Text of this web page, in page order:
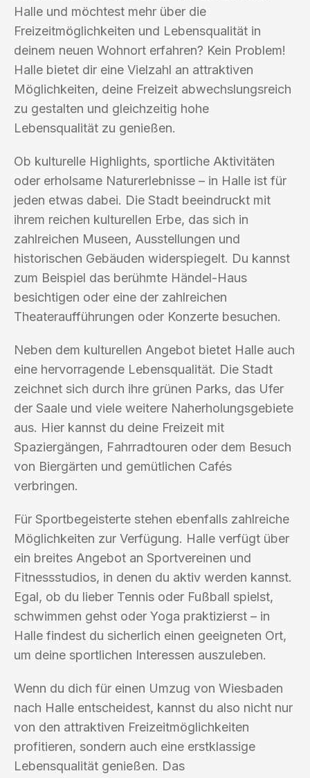
Halle und möchtest mehr über die
Freizeitmöglichkeiten und Lebensqualität in
deinem neuen Wohnort erfahren? Kein Problem!
Halle bietet dir eine Vielzahl an attraktiven
Möglichkeiten, deine Freizeit abwechslungsreich
zu gestalten und gleichzeitig hohe
Lebensqualität zu genießen.
Ob kulturelle Highlights, sportliche Aktivitäten
oder erholsame Naturerlebnisse – in Halle ist für
jeden etwas dabei. Die Stadt beeindruckt mit
ihrem reichen kulturellen Erbe, das sich in
zahlreichen Museen, Ausstellungen und
historischen Gebäuden widerspiegelt. Du kannst
zum Beispiel das berühmte Händel-Haus
besichtigen oder eine der zahlreichen
Theateraufführungen oder Konzerte besuchen.
Neben dem kulturellen Angebot bietet Halle auch
eine hervorragende Lebensqualität. Die Stadt
zeichnet sich durch ihre grünen Parks, das Ufer
der Saale und viele weitere Naherholungsgebiete
aus. Hier kannst du deine Freizeit mit
Spaziergängen, Fahrradtouren oder dem Besuch
von Biergärten und gemütlichen Cafés
verbringen.
Für Sportbegeisterte stehen ebenfalls zahlreiche
Möglichkeiten zur Verfügung. Halle verfügt über
ein breites Angebot an Sportvereinen und
Fitnessstudios, in denen du aktiv werden kannst.
Egal, ob du lieber Tennis oder Fußball spielst,
schwimmen gehst oder Yoga praktizierst – in
Halle findest du sicherlich einen geeigneten Ort,
um deine sportlichen Interessen auszuleben.
Wenn du dich für einen Umzug von Wiesbaden
nach Halle entscheidest, kannst du also nicht nur
von den attraktiven Freizeitmöglichkeiten
profitieren, sondern auch eine erstklassige
Lebensqualität genießen. Das